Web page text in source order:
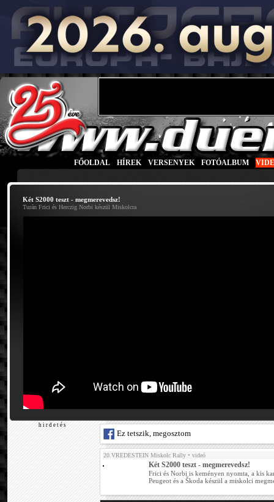
FŐOLDAL HÍREK VERSENYEK FOTÓALBUM
Két S2000 teszt - megmerevedsz!
Turán Frici és Herczig Norbi készül Miskolcra
h i r d e t é s
Ez tetszik, megosztom
20.VREDESTEIN Miskolc Rally • videó
Két S2000 teszt - megmerevedsz!
Frici és Norbi is keményen nyomta, a kis
Peugeot és a Škoda készül a miskolci